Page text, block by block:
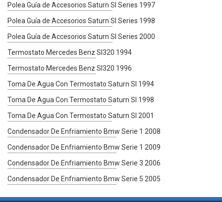
Polea Guía de Accesorios Saturn Sl Series 1997
Polea Guía de Accesorios Saturn Sl Series 1998
Polea Guía de Accesorios Saturn Sl Series 2000
Termostato Mercedes Benz Sl320 1994
Termostato Mercedes Benz Sl320 1996
Toma De Agua Con Termostato Saturn Sl 1994
Toma De Agua Con Termostato Saturn Sl 1998
Toma De Agua Con Termostato Saturn Sl 2001
Condensador De Enfriamiento Bmw Serie 1 2008
Condensador De Enfriamiento Bmw Serie 1 2009
Condensador De Enfriamiento Bmw Serie 3 2006
Condensador De Enfriamiento Bmw Serie 5 2005